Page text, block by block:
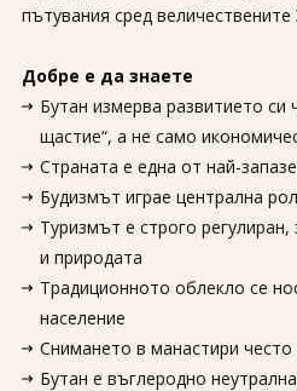
пътувания сред величествените
Добре е да знаете
Бутан измерва развитието си
щастие“, а не само
Страната е една от най-
Будизмът играе централна
Туризмът е строго регулиран,
и природата
Традиционното облекло се
население
Снимането в манастири често
Бутан е въглеродно